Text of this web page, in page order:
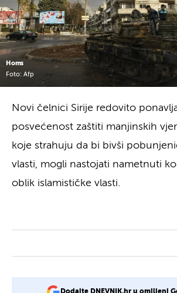
Homs
Foto: Afp
Novi čelnici Sirije redovito
posvećenost zaštiti manjinskih
koje strahuju da bi bivši
vlasti, mogli nastojati nametnuti
oblik islamističke vlasti.